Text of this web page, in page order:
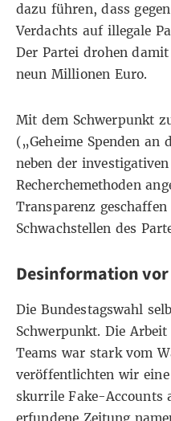
dazu führen, dass
Verdachts auf illegale
Der Partei drohen
neun Millionen Euro.
Mit dem Schwerpunkt
(„Geheime Spenden an
neben der
Recherchemethoden
Transparenz
Schwachstellen des
Desinformation
Die Bundestagswahl
Schwerpunkt. Die
Teams war stark vom
veröffentlichten wir
skurrile Fake-Accounts